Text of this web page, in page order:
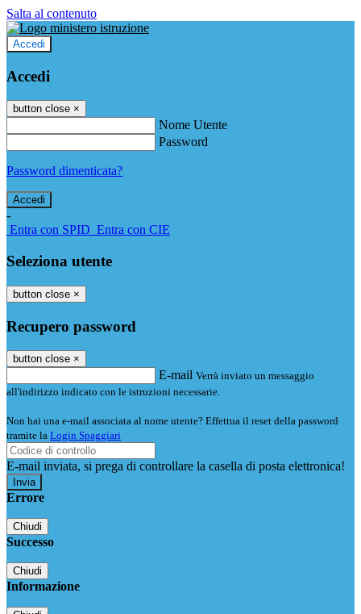
Salta al contenuto
Accedi
Accedi
button close ×
Nome Utente
Password
Password dimenticata?
-
Entra con SPID Entra con CIE
Seleziona utente
button close ×
Recupero password
button close ×
E-mail Verrà inviato un messaggio
all'indirizzo indicato con le istruzioni necessarie.
Non hai una e-mail associata al nome utente? Effettua il reset della password
tramite la Login Spaggiari
E-mail inviata, si prega di controllare la casella di posta elettronica!
Errore
Chiudi
Successo
Chiudi
Informazione